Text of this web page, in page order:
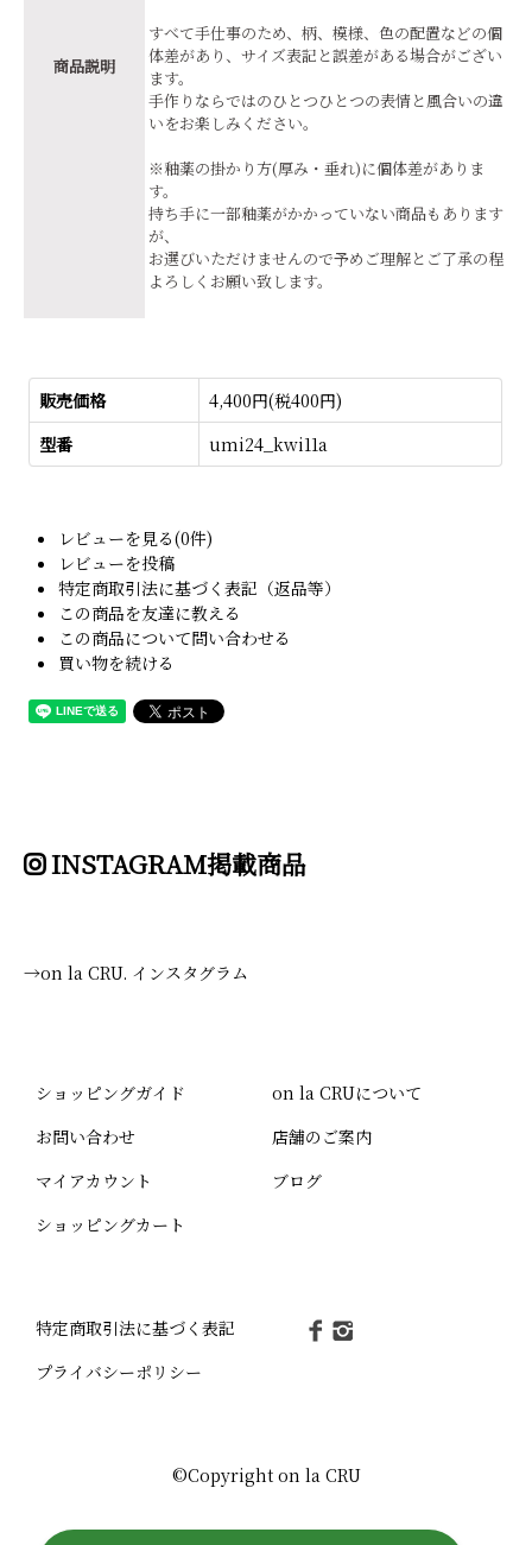
商品説明
すべて手仕事のため、柄、模様、色の配置などの個
体差があり、サイズ表記と誤差がある場合がござい
ます。
手作りならではのひとつひとつの表情と風合いの違
いをお楽しみください。
※釉薬の掛かり方(厚み・垂れ)に個体差がありま
す。
持ち手に一部釉薬がかかっていない商品もあります
が、
お選びいただけませんので予めご理解とご了承の程
よろしくお願い致します。
販売価格
4,400円(税400円)
型番
umi24_kwi11a
レビューを見る(0件)
レビューを投稿
特定商取引法に基づく表記（返品等）
この商品を友達に教える
この商品について問い合わせる
買い物を続ける
INSTAGRAM掲載商品
→on la CRU. インスタグラム
ショッピングガイド
お問い合わせ
マイアカウント
ショッピングカート
on la CRUについて
店舗のご案内
ブログ
特定商取引法に基づく表記
プライバシーポリシー
©Copyright on la CRU